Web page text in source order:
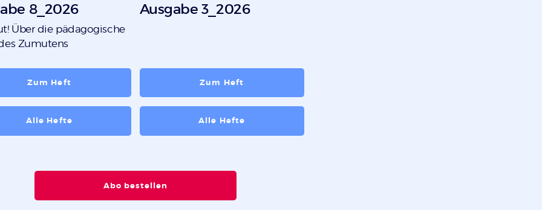
8_2026
Über die pädagogische
Zumutens
Zum Heft
Alle Hefte
Ausgabe 3_2026
Zum Heft
Alle Hefte
Abo bestellen